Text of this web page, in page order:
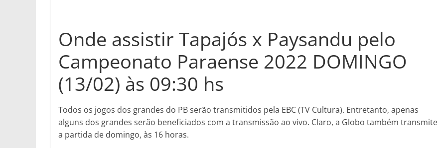
Onde assistir Tapajós x Paysandu pelo
Campeonato Paraense 2022 DOMINGO
(13/02) às 09:30 hs
Todos os jogos dos grandes do PB serão transmitidos pela EBC (TV Cultura). Entretanto, apenas
alguns dos grandes serão beneficiados com a transmissão ao vivo. Claro, a Globo também transmite
a partida de domingo, às 16 horas.